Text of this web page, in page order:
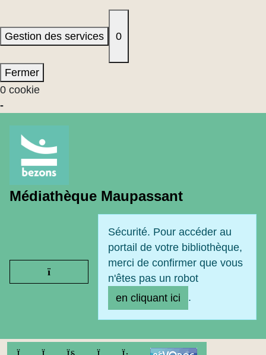
Gestion des services 0
Fermer
0 cookie
-
Médiathèque Maupassant
Ouvrir le menu
Sécurité. Pour accéder au
portail de votre bibliothèque,
merci de confirmer que vous
n'êtes pas un robot
en cliquant ici
.